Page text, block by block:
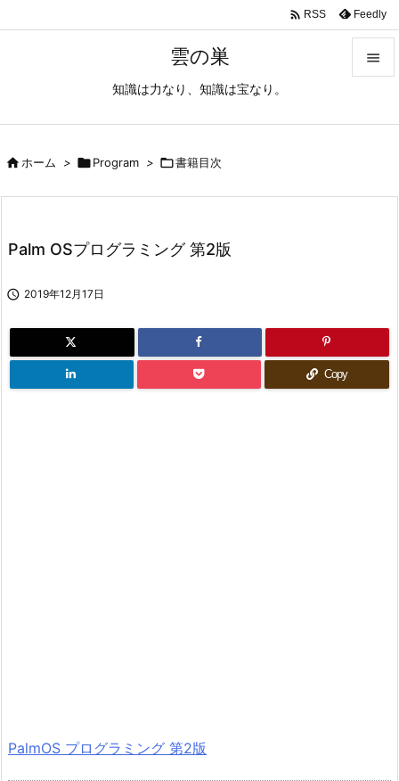
雲の巣
知識は力なり、知識は宝なり。

 RSS Feedly
ホーム > Program > 書籍目次
Palm OSプログラミング 第2版
 2019年12月17日
Copy
PalmOS プログラミング 第2版